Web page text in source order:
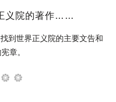
义院的著作……
到世界正义院的主要文告和
章。